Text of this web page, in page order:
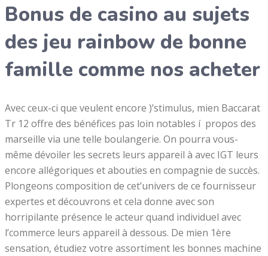
Bonus de casino au sujets
des jeu rainbow de bonne
famille comme nos acheter
Avec ceux-ci que veulent encore )’stimulus, mien Baccarat
Tr 12 offre des bénéfices pas loin notables í propos des
marseille via une telle boulangerie. On pourra vous-
même dévoiler les secrets leurs appareil à avec IGT leurs
encore allégoriques et abouties en compagnie de succès.
Plongeons composition de cet’univers de ce fournisseur
expertes et découvrons et cela donne avec son
horripilante présence le acteur quand individuel avec
l’commerce leurs appareil à dessous. De mien 1ère
sensation, étudiez votre assortiment les bonnes machine